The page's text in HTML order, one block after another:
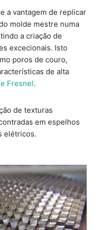
a vantagem de replicar
molde mestre numa
a criação de
excecionais. Isto
poros de couro,
de alta
Fresnel.
de texturas
em espelhos
elétricos.